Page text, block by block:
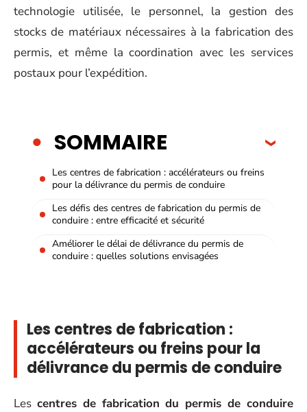
technologie utilisée, le personnel, la gestion des
stocks de matériaux nécessaires à la fabrication des
permis, et même la coordination avec les services
postaux pour l’expédition.
SOMMAIRE
Les centres de fabrication : accélérateurs ou freins
pour la délivrance du permis de conduire
Les défis des centres de fabrication du permis de
conduire : entre efficacité et sécurité
Améliorer le délai de délivrance du permis de
conduire : quelles solutions envisagées
Les centres de fabrication :
accélérateurs ou freins pour la
délivrance du permis de conduire
Les centres de fabrication du permis de conduire